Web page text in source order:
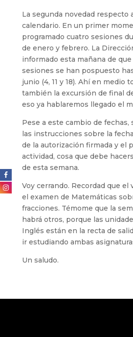
La segunda novedad respecto
calendario. En un primer
programado cuatro sesiones
de enero y febrero. La
informado esta mañana de
sesiones se han pospuesto
junio (4, 11 y 18). Ahí en medio
también la excursión de final
eso ya hablaremos llegado el
Pese a este cambio de fechas,
las instrucciones sobre la
de la autorización firmada y el
actividad, cosa que debe
de esta semana.
Voy cerrando. Recordad que
el examen de Matemáticas
fracciones. Témome que la
habrá otros, porque las
Inglés están en la recta de
ir estudiando ambas
Un saludo.